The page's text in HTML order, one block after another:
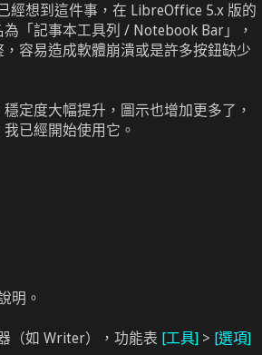
經想到這件事，在 LibreOffice 5.x 版的
「記事本工具列 / Notebook Bar」，
容易造成軟體崩潰或是許多按鈕缺少
定度大幅提升，圖示也增加更多了，
已經開始使用它。
明。
（如 Writer），功能表 [工具] > [選項]